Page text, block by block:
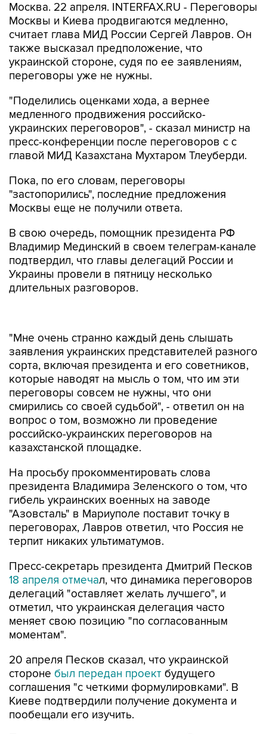
Москва. 22 апреля. INTERFAX.RU - Переговоры
Москвы и Киева продвигаются медленно,
считает глава МИД России Сергей Лавров. Он
также высказал предположение, что
украинской стороне, судя по ее заявлениям,
переговоры уже не нужны.
"Поделились оценками хода, а вернее
медленного продвижения российско-
украинских переговоров", - сказал министр на
пресс-конференции после переговоров с с
главой МИД Казахстана Мухтаром Тлеуберди.
Пока, по его словам, переговоры
"застопорились", последние предложения
Москвы еще не получили ответа.
В свою очередь, помощник президента РФ
Владимир Мединский в своем телеграм-канале
подтвердил, что главы делегаций России и
Украины провели в пятницу несколько
длительных разговоров.
сорта, включая президента и его советников,
которые наводят на мысль о том, что им эти
переговоры совсем не нужны, что они
смирились со своей судьбой", - ответил он на
вопрос о том, возможно ли проведение
российско-украинских переговоров на
казахстанской площадке.
На просьбу прокомментировать слова
гибель украинских военных на заводе
"Азовсталь" в Мариуполе поставит точку в
переговорах, Лавров ответил, что Россия не
терпит никаких ультиматумов.
Пресс-секретарь президента Дмитрий Песков
делегаций "оставляет желать лучшего", и
отметил, что украинская делегация часто
меняет свою позицию "по согласованным
моментам".
20 апреля Песков сказал, что украинской
соглашения "с четкими формулировками". В
Киеве подтвердили получение документа и
пообещали его изучить.
Переговоры между делегациями России и